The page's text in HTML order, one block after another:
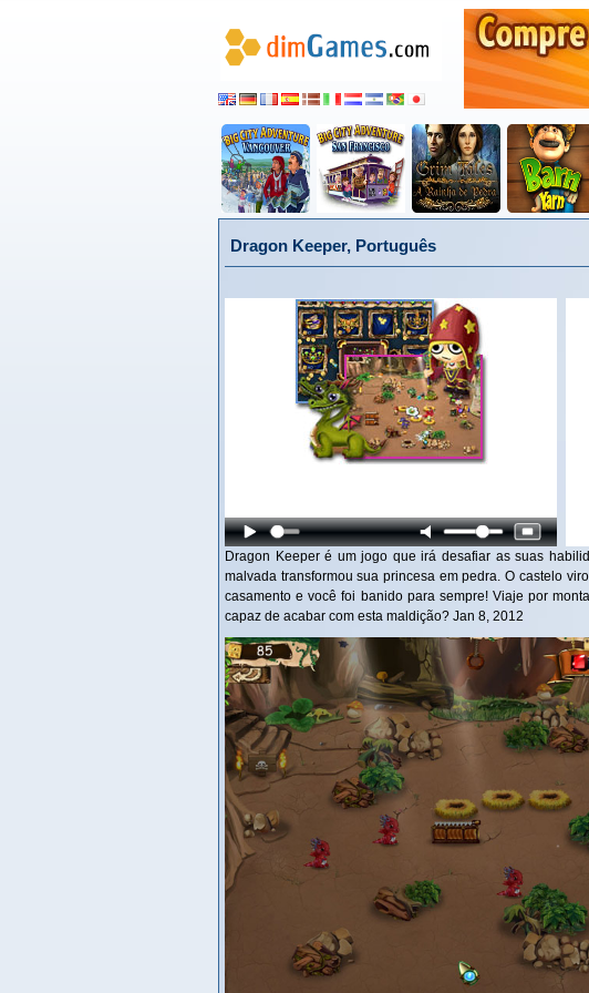
Dragon Keeper, Português
Dragon Keeper é um jogo que irá desafiar as suas
malvada transformou sua princesa em pedra. O castelo
casamento e você foi banido para sempre! Viaje por
capaz de acabar com esta maldição? Jan 8, 2012